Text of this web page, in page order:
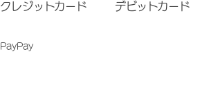
クレジットカード デビットカード
PayPay